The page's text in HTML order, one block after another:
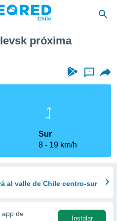
próxima
...
Sur
8
19 km/h
al valle de Chile centro-sur
app de
Instalar